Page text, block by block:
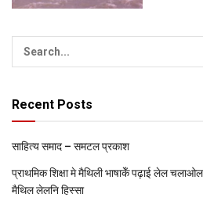
Recent Posts
साहित्य समाद – समटल प्रकाश
प्राथमिक शि‍क्षा मे मैथि‍ली भाषाकेँ पढ़ाई लेल
मैथिल लेलनि हिस्सा